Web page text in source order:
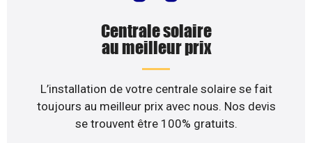
Centrale solaire
au meilleur prix
L’installation de votre centrale solaire se fait
toujours au meilleur prix avec nous. Nos devis
se trouvent être 100% gratuits.